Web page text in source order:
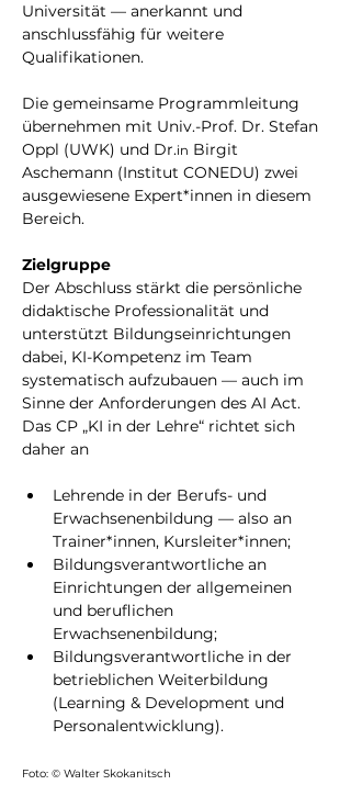
Universität — anerkannt und
anschlussfähig für weitere
Qualifikationen.
Die gemeinsame Programmleitung
übernehmen mit Univ.-Prof. Dr. Stefan
Oppl (UWK) und Dr.in Birgit
Aschemann (Institut CONEDU) zwei
ausgewiesene Expert*innen in diesem
Bereich.
Zielgruppe
Der Abschluss stärkt die persönliche
didaktische Professionalität und
unterstützt Bildungseinrichtungen
dabei, KI-Kompetenz im Team
systematisch aufzubauen — auch im
Sinne der Anforderungen des AI Act.
Das CP „KI in der Lehre“ richtet sich
daher an
Lehrende in der Berufs- und
Erwachsenenbildung — also an
Trainer*innen, Kursleiter*innen;
Bildungsverantwortliche an
Einrichtungen der allgemeinen
und beruflichen
Erwachsenenbildung;
Bildungsverantwortliche in der
betrieblichen Weiterbildung
(Learning & Development und
Personalentwicklung).
Foto: © Walter Skokanitsch